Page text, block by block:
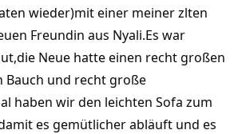
wieder)mit einer meiner zlten
Freundin aus Nyali.Es war
Neue hatte einen recht großen
Bauch und recht große
haben wir den leichten Sofa zum
es gemütlicher abläuft und es